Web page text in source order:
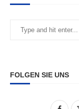
FOLGEN SIE UNS